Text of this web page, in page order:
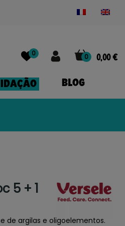
0 0,00 €
0
BLOG
5 + 1
de argilas e oligoelementos.